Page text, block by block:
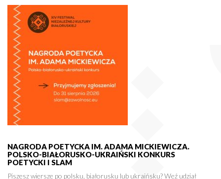
NAGRODA POETYCKA IM. ADAMA MICKIEWICZA.
POLSKO-BIAŁORUSKO-UKRAIŃSKI KONKURS
POETYCKI I SLAM
Piszesz wiersze po polsku, białorusku lub ukraińsku? Weź udział